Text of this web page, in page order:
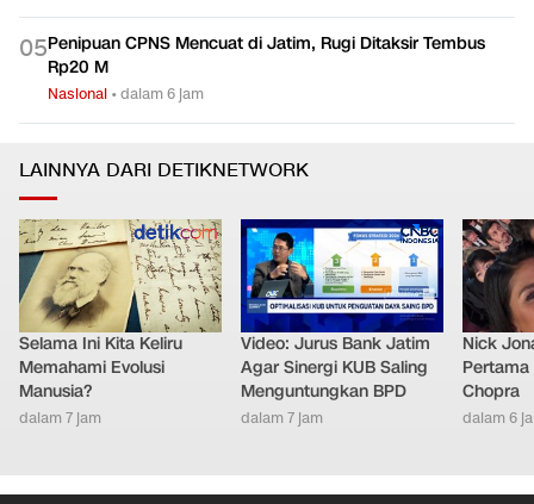
05Penipuan CPNS Mencuat di Jatim, Rugi Ditaksir Tembus
Rp20 M
Nasional •dalam 6 jam
LAINNYA DARI DETIKNETWORK
Selama Ini Kita Keliru
Memahami Evolusi
Manusia?
dalam 7 jam
Video: Jurus Bank Jatim
Agar Sinergi KUB Saling
Menguntungkan BPD
dalam 7 jam
Nick
Chopra
dalam 6